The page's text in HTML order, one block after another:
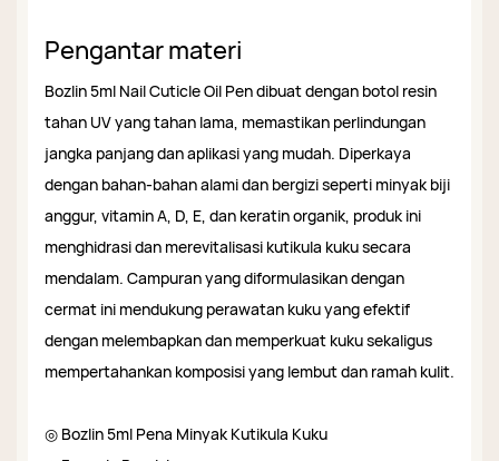
Pengantar materi
Bozlin 5ml Nail Cuticle Oil Pen dibuat dengan botol resin
tahan UV yang tahan lama, memastikan perlindungan
jangka panjang dan aplikasi yang mudah. ​​Diperkaya
dengan bahan-bahan alami dan bergizi seperti minyak biji
anggur, vitamin A, D, E, dan keratin organik, produk ini
menghidrasi dan merevitalisasi kutikula kuku secara
mendalam. Campuran yang diformulasikan dengan
cermat ini mendukung perawatan kuku yang efektif
dengan melembapkan dan memperkuat kuku sekaligus
mempertahankan komposisi yang lembut dan ramah kulit.
◎ Bozlin 5ml Pena Minyak Kutikula Kuku